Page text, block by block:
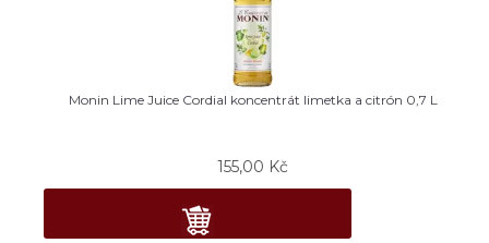
Monin Lime Juice Cordial koncentrát limetka a citrón 0,7 L
155,00 Kč